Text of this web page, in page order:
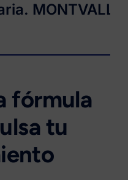
. ·
fórmula
tu